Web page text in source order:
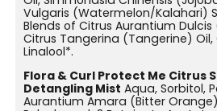
Vulgaris (Watermelon/Kalahari)
Blends of Citrus Aurantium
Citrus Tangerina (Tangerine) Oil,
Linalool*.
Flora & Curl Protect Me Citrus
Detangling Mist Aqua, Sorbitol,
Aurantium Amara (Bitter